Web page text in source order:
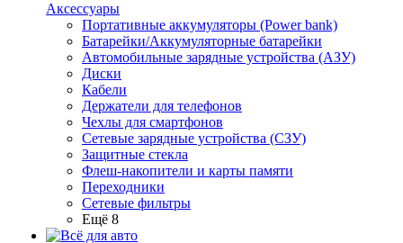
Аксессуары
Портативные аккумуляторы (Power bank)
Батарейки/Аккумуляторные батарейки
Автомобильные зарядные устройства (АЗУ)
Диски
Кабели
Держатели для телефонов
Чехлы для смартфонов
Сетевые зарядные устройства (СЗУ)
Защитные стекла
Флеш-накопители и карты памяти
Переходники
Сетевые фильтры
Ещё 8